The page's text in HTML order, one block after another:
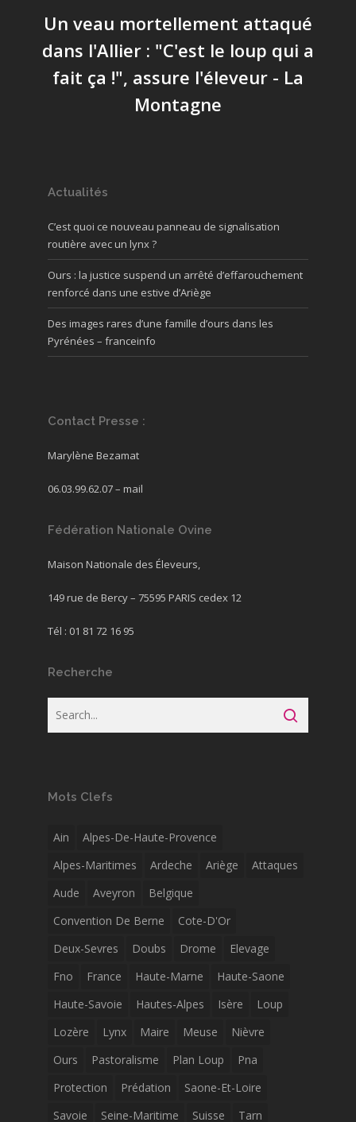
Un veau mortellement attaqué
dans l'Allier : "C'est le loup qui a
fait ça !", assure l'éleveur - La
Montagne
Actualités
C’est quoi ce nouveau panneau de signalisation
routière avec un lynx ?
Ours : la justice suspend un arrêté d’effarouchement
renforcé dans une estive d’Ariège
Des images rares d’une famille d’ours dans les
Pyrénées – franceinfo
Contact Presse :
Marylène Bezamat
06.03.99.62.07 – mail
Fédération Nationale Ovine
Maison Nationale des Éleveurs,
149 rue de Bercy – 75595 PARIS cedex 12
Tél : 01 81 72 16 95
Recherche
Mots Clefs
Ain
Alpes-De-Haute-Provence
Alpes-Maritimes
Ardeche Ariège
Attaques
Aude
Aveyron
Belgique
Convention De Berne
Cote-D'Or
Deux-Sevres
Doubs Drome
Elevage
Fno
France Haute-Marne
Haute-Saone
Haute-Savoie
Hautes-Alpes Isère
Loup
Lozère
Lynx Maire Meuse
Nièvre
Ours
Pastoralisme Plan Loup
Pna
Protection
Prédation
Saone-Et-Loire
Savoie
Seine-Maritime Suisse Tarn